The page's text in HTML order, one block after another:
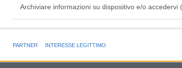
Archiviare informazioni su dispositivo e/o accedervi
Finalità e caratteristiche speciali
PARTNER INTERESSE LEGITTIMO